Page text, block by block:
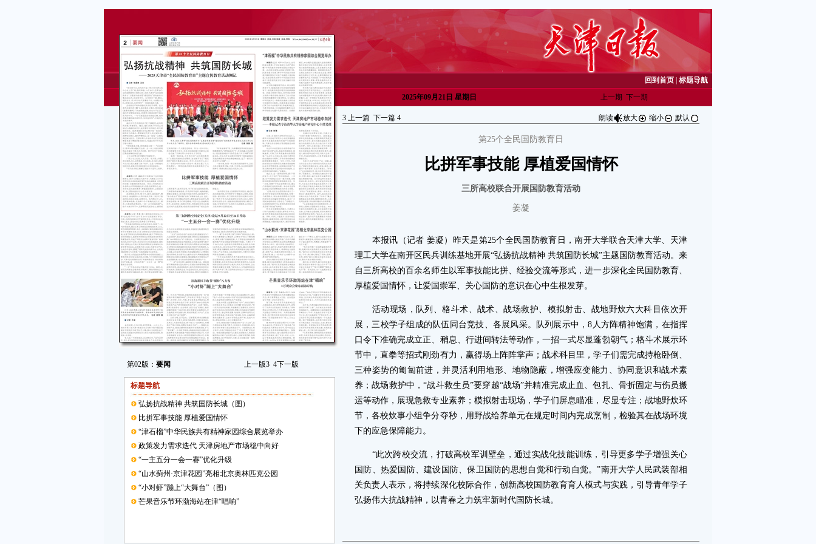
第02版： 要闻 上一版3 4下一版
标题导航
弘扬抗战精神 共筑国防长城（图）
比拼军事技能 厚植爱国情怀
“津石榴”中华民族共有精神家园综合展览举办
政策发力需求迭代 天津房地产市场稳中向好
“一主五分一会一赛”优化升级
“山水蓟州·京津花园”亮相北京奥林匹克公园
“小对虾”蹦上“大舞台”（图）
芒果音乐节环渤海站在津“唱响”
回到首页 标题导航
2025年09月21日 星期日
上一期 下一期
3 上一篇 下一篇 4 朗读 放大 缩小 默认
第25个全民国防教育日
比拼军事技能 厚植爱国情怀
三所高校联合开展国防教育活动
姜凝
本报讯（记者 姜凝）昨天是第25个全民国防教育日，南开大学联合天津大学、天津
理工大学在南开区民兵训练基地开展“弘扬抗战精神 共筑国防长城”主题国防教育活动。来
自三所高校的百余名师生以军事技能比拼、经验交流等形式，进一步深化全民国防教育、
厚植爱国情怀，让爱国崇军、关心国防的意识在心中生根发芽。
活动现场，队列、格斗术、战术、战场救护、模拟射击、战地野炊六大科目依次开
展，三校学子组成的队伍同台竞技、各展风采。队列展示中，8人方阵精神饱满，在指挥
口令下准确完成立正、稍息、行进间转法等动作，一招一式尽显蓬勃朝气；格斗术展示环
节中，直拳等招式刚劲有力，赢得场上阵阵掌声；战术科目里，学子们需完成持枪卧倒、
三种姿势的匍匐前进，并灵活利用地形、地物隐蔽，增强应变能力、协同意识和战术素
养；战场救护中，“战斗救生员”要穿越“战场”并精准完成止血、包扎、骨折固定与伤员搬
运等动作，展现急救专业素养；模拟射击现场，学子们屏息瞄准，尽显专注；战地野炊环
节，各校炊事小组争分夺秒，用野战给养单元在规定时间内完成烹制，检验其在战场环境
下的应急保障能力。
“此次跨校交流，打破高校军训壁垒，通过实战化技能训练，引导更多学子增强关心
国防、热爱国防、建设国防、保卫国防的思想自觉和行动自觉。”南开大学人民武装部相
关负责人表示，将持续深化校际合作，创新高校国防教育育人模式与实践，引导青年学子
弘扬伟大抗战精神，以青春之力筑牢新时代国防长城。